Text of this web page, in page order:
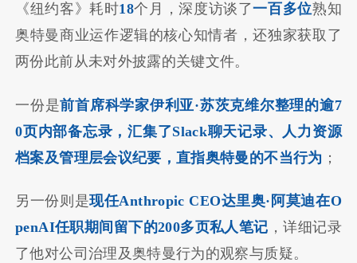
《纽约客》耗时18个月，深度访谈了一百多位熟知
奥特曼商业运作逻辑的核心知情者，还独家获取了
两份此前从未对外披露的关键文件。
一份是前首席科学家伊利亚·苏茨克维尔整理的逾7
0页内部备忘录，汇集了Slack聊天记录、人力资源
档案及管理层会议纪要，直指奥特曼的不当行为 ；
另一份则是现任Anthropic CEO达里奥·阿莫迪在O
penAI任职期间留下的200多页私人笔记 ，详细记录
了他对公司治理及奥特曼行为的观察与质疑。